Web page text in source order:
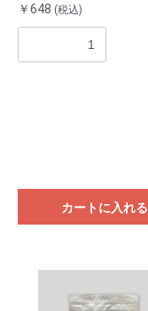
￥648 (税込)
カートに入れる